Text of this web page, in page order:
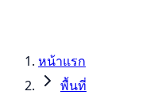
หน้าแรก
พื้นที่